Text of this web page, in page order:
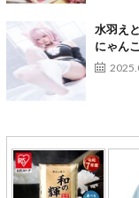
水羽え
にゃんこ